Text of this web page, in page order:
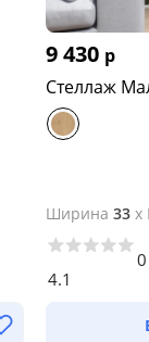
9 430 р
Стеллаж
Ширина 33 x
4.1
0